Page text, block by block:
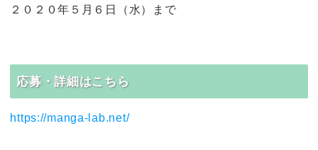
２０２０年５月６日（水）まで
応募・詳細はこちら
https://manga-lab.net/